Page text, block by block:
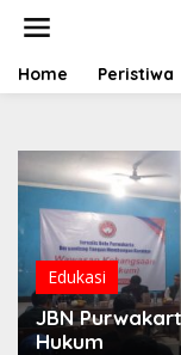
t
Home Peristiwa
Edukasi
JBN
Hukum